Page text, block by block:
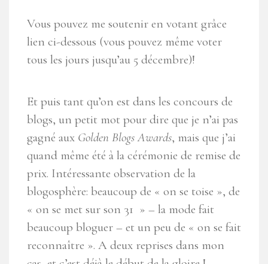
Vous pouvez me soutenir en votant grâce
lien ci-dessous (vous pouvez même voter
tous les jours jusqu’au 5 décembre)!
Et puis tant qu’on est dans les concours de
blogs, un petit mot pour dire que je n’ai pas
gagné aux Golden Blogs Awards, mais que j’ai
quand même été à la cérémonie de remise de
prix. Intéressante observation de la
blogosphère: beaucoup de « on se toise », de
« on se met sur son 31 » – la mode fait
beaucoup bloguer – et un peu de « on se fait
reconnaître ». A deux reprises dans mon